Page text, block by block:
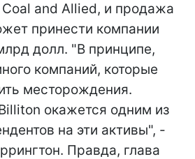
Coal and Allied, и продажа
принести компании
долл. "В принципе,
компаний, которые
месторождения.
окажется одним из
на эти активы", -
Правда, глава